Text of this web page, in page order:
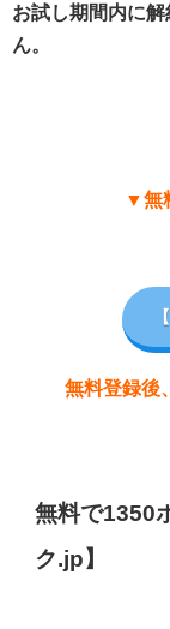
お試し期間内に
ん。
▼無
無料登録後
無料で1350
ク.jp】